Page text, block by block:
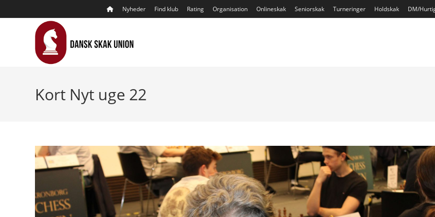
to
Nyheder Find klub Rating Organisation Onlineskak Seniorskak Turneringer Holdskak DM/
Kort Nyt uge 22